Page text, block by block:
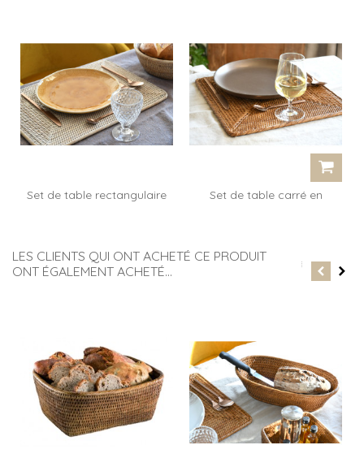
Set de table rectangulaire
Set de table carré en
LES CLIENTS QUI ONT ACHETÉ CE PRODUIT
ONT ÉGALEMENT ACHETÉ...